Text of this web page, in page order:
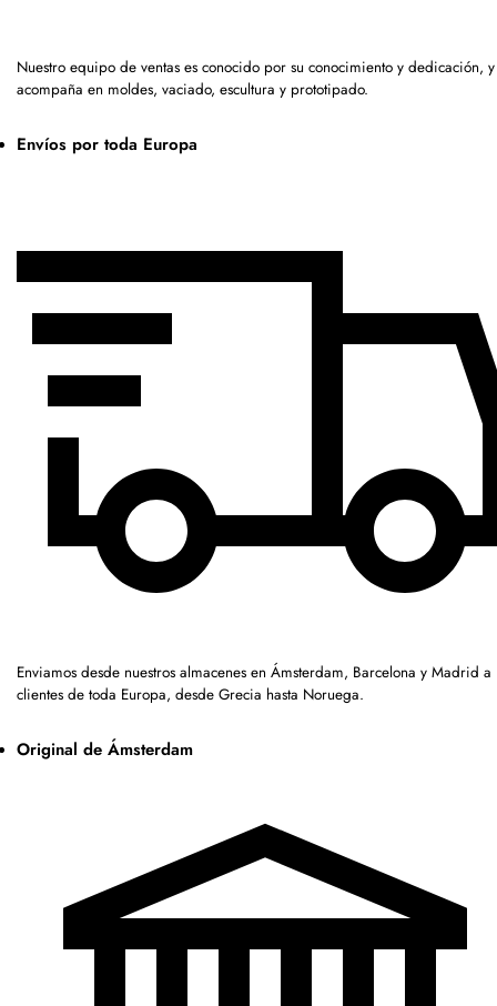
Nuestro equipo de ventas es conocido por su conocimiento y dedicación,
acompaña en moldes, vaciado, escultura y prototipado.
Envíos por toda Europa
Enviamos desde nuestros almacenes en Ámsterdam, Barcelona y Madrid a
clientes de toda Europa, desde Grecia hasta Noruega.
Original de Ámsterdam